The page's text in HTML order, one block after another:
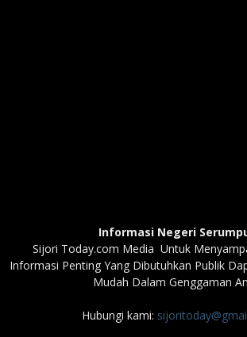
Informasi Negeri
Sijori Today.com Media Untuk
Informasi Penting Yang Dibutuhkan Publik
Mudah Dalam Genggaman
Hubungi kami: